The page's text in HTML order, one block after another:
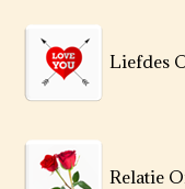
Liefdes
Relatie